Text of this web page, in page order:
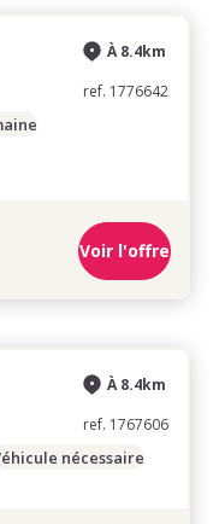
À 8.4km
ref. 1776642
Voir l'offre
À 8.4km
ref. 1767606
nécessaire